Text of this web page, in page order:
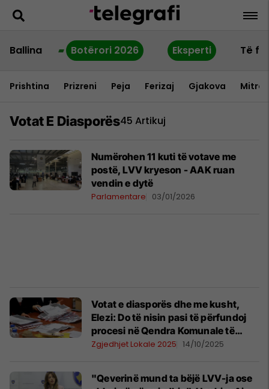
Ballina Botërori 2026 Eksperti Të
Prishtina Prizreni Peja Ferizaj Gjakova
Votat E Diasporës45 Artikuj
Numërohen 11 kuti të votave me
postë, LVV kryeson - AAK ruan
vendin e dytë
Parlamentare 03/01/2026
Votat e diasporës dhe me kusht,
Elezi: Do të nisin pasi të përfundoj
procesi në Qendra Komunale të
Numërimit
Zgjedhjet Lokale 2025 14/10/2025
"Qeverinë mund ta bëjë LVV-ja ose